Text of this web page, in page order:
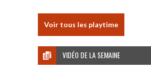
Voir tous les playtime
VIDÉO DE LA SEMAINE